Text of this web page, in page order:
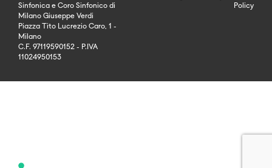
Sinfonica e Coro Sinfonico di
Milano Giuseppe Verdi
Piazza Tito Lucrezio Caro, 1 -
Milano
C.F. 97119590152 - P.IVA
11024950153
Policy